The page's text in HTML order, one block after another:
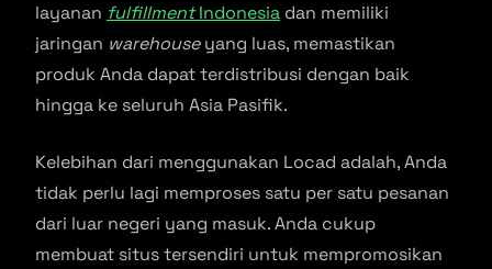
layanan fulfillmentIndonesia dan memiliki
jaringan warehouseyang luas, memastikan
produk Anda dapat terdistribusi dengan baik
hingga ke seluruh Asia Pasifik.
Kelebihan dari menggunakan Locad adalah, Anda
tidak perlu lagi memproses satu per satu pesanan
dari luar negeri yang masuk. Anda cukup
membuat situs tersendiri untuk mempromosikan